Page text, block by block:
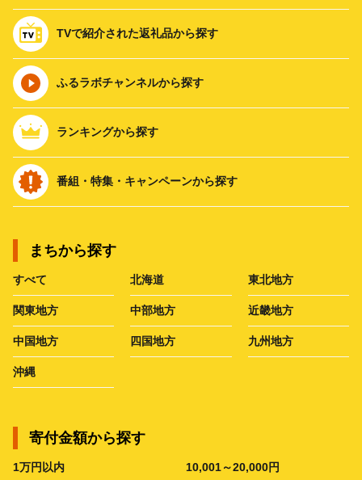
TVで紹介された返礼品から探す
ふるラボチャンネルから探す
ランキングから探す
番組・特集・キャンペーンから探す
まちから探す
すべて 北海道 東北地方
関東地方 中部地方 近畿地方
中国地方 四国地方 九州地方
沖縄
寄付金額から探す
1万円以内 10,001～20,000円